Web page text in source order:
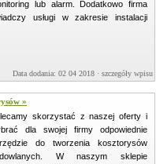
lub alarm. Dodatkowo firma
usługi w zakresie instalacji
Data dodania: 02 04 2018 · szczegóły wpisu »
»
skorzystać z naszej oferty i
dla swojej firmy odpowiednie
do tworzenia kosztorysów
W naszym sklepie